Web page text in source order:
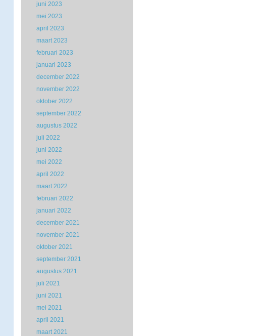
juni 2023
mei 2023
april 2023
maart 2023
februari 2023
januari 2023
december 2022
november 2022
oktober 2022
september 2022
augustus 2022
juli 2022
juni 2022
mei 2022
april 2022
maart 2022
februari 2022
januari 2022
december 2021
november 2021
oktober 2021
september 2021
augustus 2021
juli 2021
juni 2021
mei 2021
april 2021
maart 2021